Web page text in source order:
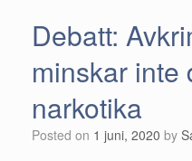
Debatt:
minskar inte
narkotika
Posted on 1 juni, 2020 by